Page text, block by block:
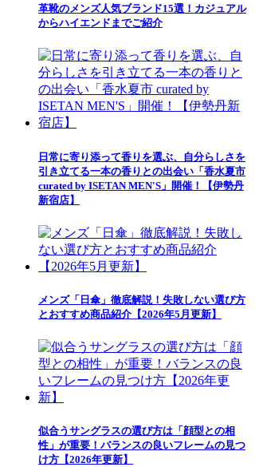
革靴のメンズ人気ブランド15選！カジュアル
からハイエンドまでご紹介
日常に寄り添って香りを選ぶ、自分らしさを
引き立てる一本の香りとの出会い「香水夏市
curated by ISETAN MEN'S」開催！【伊勢丹
新宿店】
メンズ「日傘」徹底解説！失敗しない選び方
とおすすめ商品紹介【2026年5月更新】
似合うサングラスの選び方は「顔型との相
性」が重要！バランスの良いフレームの見つ
け方【2026年更新】